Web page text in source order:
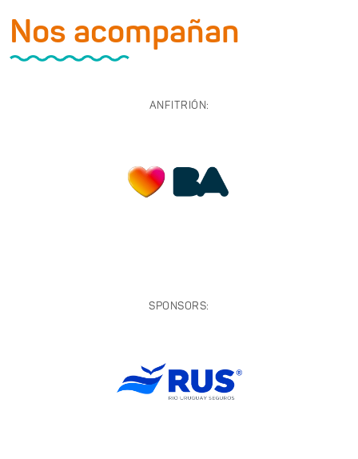
Nos acompañan
ANFITRIÓN:
SPONSORS: